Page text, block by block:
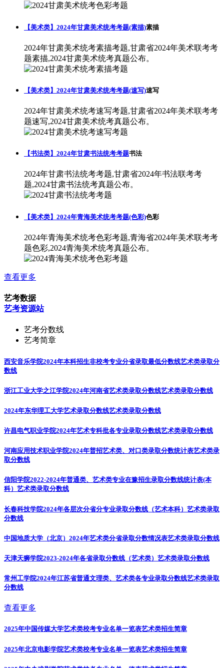
【美术类】2024年甘肃美术统考考题(素描)素描
2024年甘肃美术统考素描考题,甘肃省2024年美术联考考
题素描,2024甘肃美术统考真题公布。
【美术类】2024年甘肃美术统考考题(速写)速写
2024年甘肃美术统考速写考题,甘肃省2024年美术联考考
题速写,2024甘肃美术统考真题公布。
【书法类】2024年甘肃书法统考考题书法
2024年甘肃书法统考考题,甘肃省2024年书法联考考
题,2024甘肃书法统考真题公布。
【美术类】2024年青海美术统考考题(色彩)色彩
2024年青海美术统考色彩考题,青海省2024年美术联考考
题色彩,2024青海美术统考真题公布。
查看更多
艺考数据
艺考资源站
艺考分数线
艺考简章
西安音乐学院2024年本科招生非校考专业分省录取最低分数线艺术类录取分
数线
浙江工业大学之江学院2024年河南省艺术类录取分数线艺术类录取分数线
2024年东华理工大学艺术录取分数线艺术类录取分数线
许昌电气职业学院2024年艺术专科批各专业录取分数线艺术类录取分数线
河南应用技术职业学院2024年普招艺术类、对口类录取分数统计表艺术类录
取分数线
信阳学院2022-2024年普通类、艺术类专业在豫招生录取分数线统计表(本
科） 艺术类录取分数线
长春科技学院2024年各层次分省分专业录取分数线（艺术本科） 艺术类录取
分数线
中国地质大学（北京）2024年艺术类分省录取分数情况表艺术类录取分数线
天津天狮学院2023-2024年各省录取分数线（艺术类） 艺术类录取分数线
常州工学院2024年江苏省普通文理类、艺术类各专业录取分数线艺术类录取
分数线
查看更多
2025年中国传媒大学艺术类校考专业名单一览表艺术类招生简章
2025年北京电影学院艺术类校考专业名单一览表艺术类招生简章